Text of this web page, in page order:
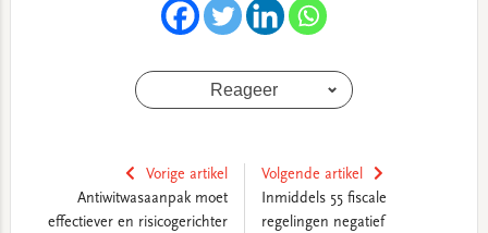
Reageer
Vorige artikel
Antiwitwasaanpak moet
effectiever en risicogerichter
Volgende artikel
Inmiddels 55 fiscale
regelingen negatief